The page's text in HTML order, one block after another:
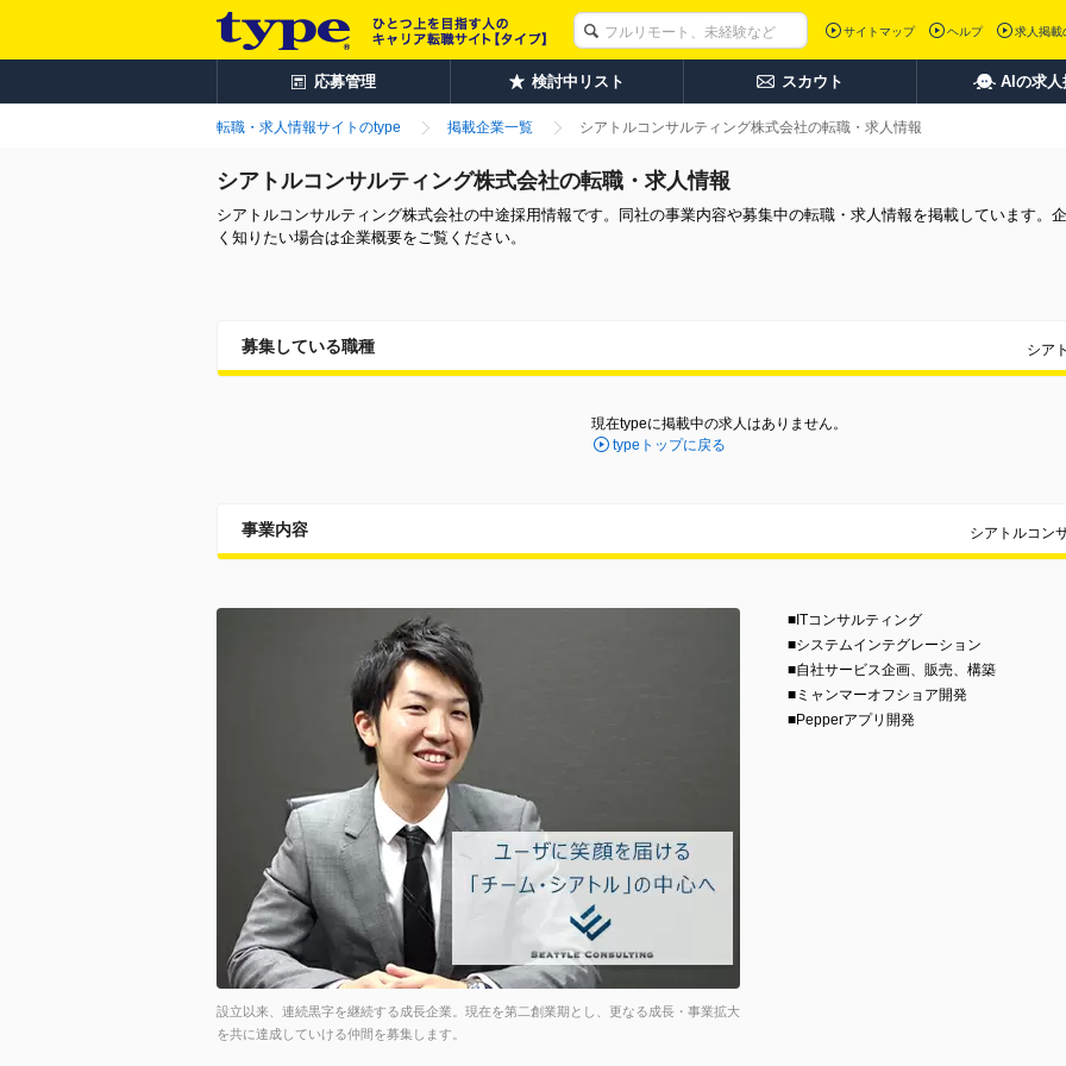
サイトマップ ヘルプ 求人掲載
応募管理 検討中リスト スカウト AIの求人
転職・求人情報サイトのtype 掲載企業一覧 シアトルコンサルティング株式会社の転職・求人情報
シアトルコンサルティング株式会社の転職・求人情報
シアトルコンサルティング株式会社の中途採用情報です。同社の事業内容や募集中の転職・求人情報を掲載しています。
く知りたい場合は企業概要をご覧ください。
募集している職種 シア
現在typeに掲載中の求人はありません。
typeトップに戻る
事業内容 シアトルコン
設立以来、連続黒字を継続する成長企業。現在を第二創業期とし、更なる成長・事業拡大
を共に達成していける仲間を募集します。
■ITコンサルティング
■システムインテグレーション
■自社サービス企画、販売、構築
■ミャンマーオフショア開発
■Pepperアプリ開発